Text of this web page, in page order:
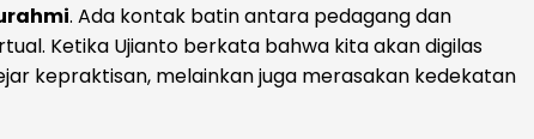
. Ada kontak batin antara pedagang dan
Ketika Ujianto berkata bahwa kita akan digilas
kepraktisan, melainkan juga merasakan kedekatan